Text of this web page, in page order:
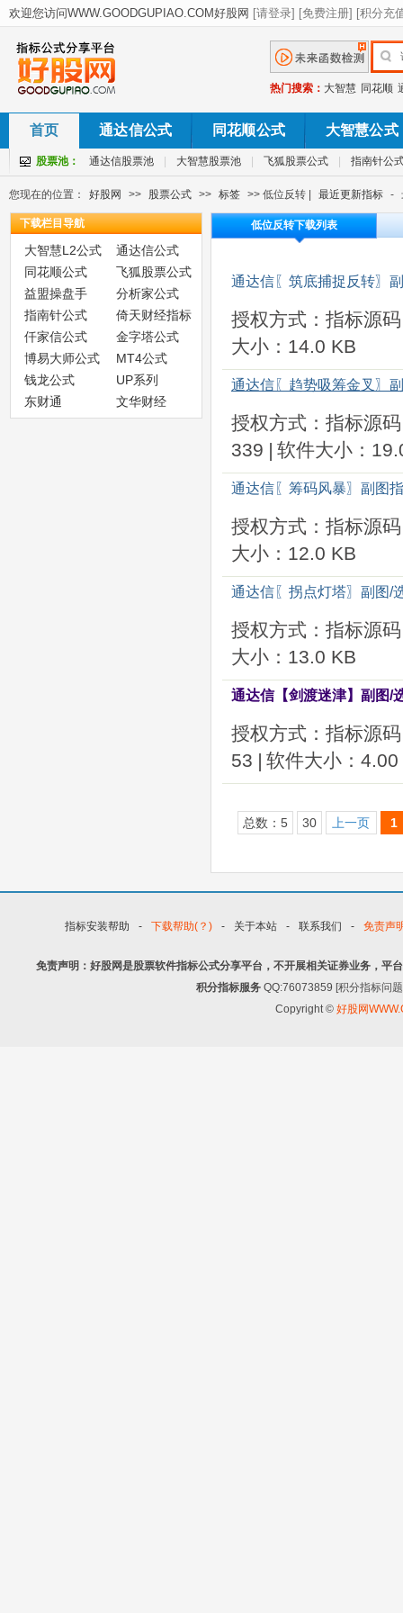
热门搜索： 大智慧 同花顺
首页 通达信公式 同花顺公式 大智慧公式
股票池： 通达信股票池 大智慧股票池 飞狐股票公式 指南针公
您现在的位置： 好股网 >> 股票公式 >> 标签 >> 低位反转 | 最近更新指标 -
下载栏目导航
大智慧L2公式
通达信公式
同花顺公式
飞狐股票公式
益盟操盘手
分析家公式
指南针公式
倚天财经指标
仟家信公式
金字塔公式
博易大师公式
MT4公式
钱龙公式
UP系列
东财通
文华财经
低位反转下载列表
通达信〖筑底捕捉反转〗
授权方式：指标源码
大小：14.0 KB
通达信〖趋势吸筹金叉〗
授权方式：指标源码
339 | 软件大小：
通达信〖筹码风暴〗副图
授权方式：指标源码
大小：12.0 KB
通达信〖拐点灯塔〗副图/
授权方式：指标源码
大小：13.0 KB
通达信【剑渡迷津】副图/
授权方式：指标源码
53 | 软件大小：4.00
总数：5 30 上一页 1
指标安装帮助 - 下载帮助(？) - 关于本站 - 联系我们 - 免责声
免责声明：好股网是股票软件指标公式分享平台，不开展相关证券业务，平
积分指标服务 QQ:76073859 [积分指标问
Copyright © 好股网